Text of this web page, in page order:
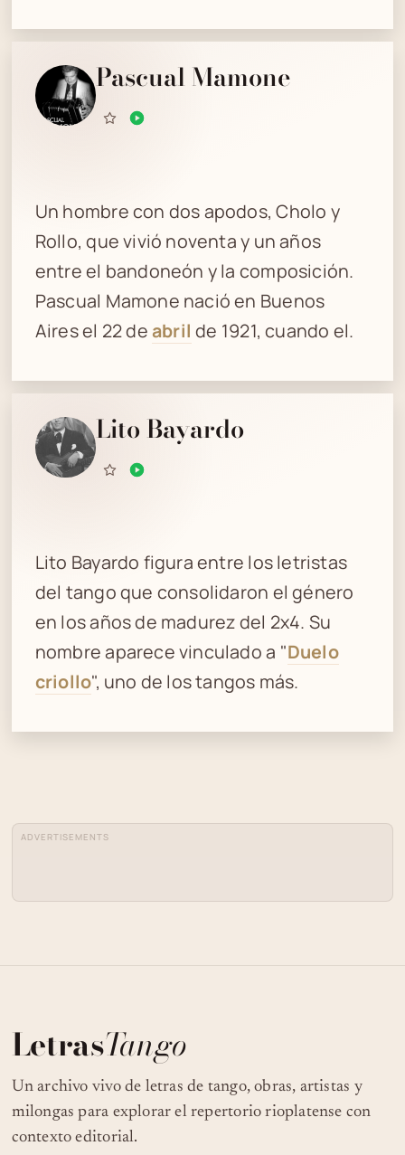
Pascual Mamone
Un hombre con dos apodos, Cholo y
Rollo, que vivió noventa y un años
entre el bandoneón y la composición.
Pascual Mamone nació en Buenos
Aires el 22 de abril de 1921, cuando el.
Lito Bayardo
Lito Bayardo figura entre los letristas
del tango que consolidaron el género
en los años de madurez del 2x4. Su
nombre aparece vinculado a "Duelo
criollo", uno de los tangos más.
ADVERTISEMENTS
LetrasTango
Un archivo vivo de letras de tango, obras, artistas y
milongas para explorar el repertorio rioplatense con
contexto editorial.